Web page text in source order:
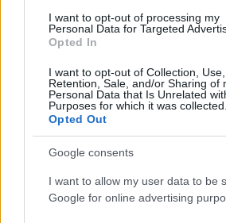
I want to opt-out of processing my
Personal Data for Targeted
Opted In
I want to opt-out of Collection, Use,
Retention, Sale, and/or Sharing of
Personal Data that Is Unrelated
Purposes for which it was collected.
Opted Out
Google consents
I want to allow my user data to be
Google for online advertising
ΑΝΑΡΤΗΘΗΚΕ ΑΠΟΕΛΕΑΝΑ ΖΑΜΠΑΡΑ 9 ΑΥΓΟΎΣΤΟΥ